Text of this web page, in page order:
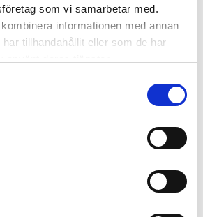
som vi samarbetar med.
informationen med annan
tillhandahållit eller som de har